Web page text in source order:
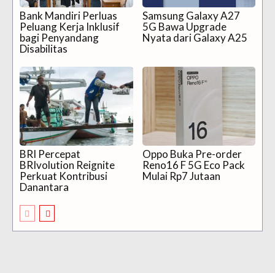
Bank Mandiri Perluas
Peluang Kerja Inklusif
bagi Penyandang
Disabilitas
Samsung Galaxy A27
5G Bawa Upgrade
Nyata dari Galaxy A25
BRI Percepat
BRIvolution Reignite
Perkuat Kontribusi
Danantara
Oppo Buka Pre-order
Reno16 F 5G Eco Pack
Mulai Rp7 Jutaan